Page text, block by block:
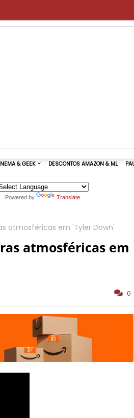
Powered by Translate
atmosféricas em 'Tyler Down'
atmosféricas em
0